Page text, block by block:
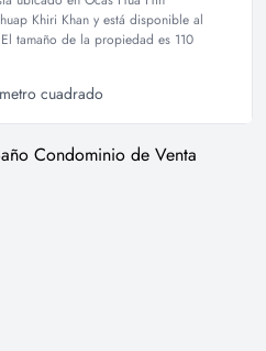
Khiri Khan y está disponible al
tamaño de la propiedad es 110
cuadrado